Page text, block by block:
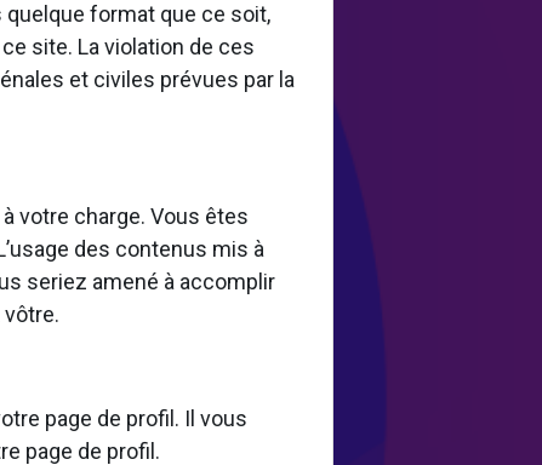
quelque format que ce soit,
site. La violation de ces
et civiles prévues par la
votre charge. Vous êtes
des contenus mis à
seriez amené à accomplir
page de profil. Il vous
page de profil.